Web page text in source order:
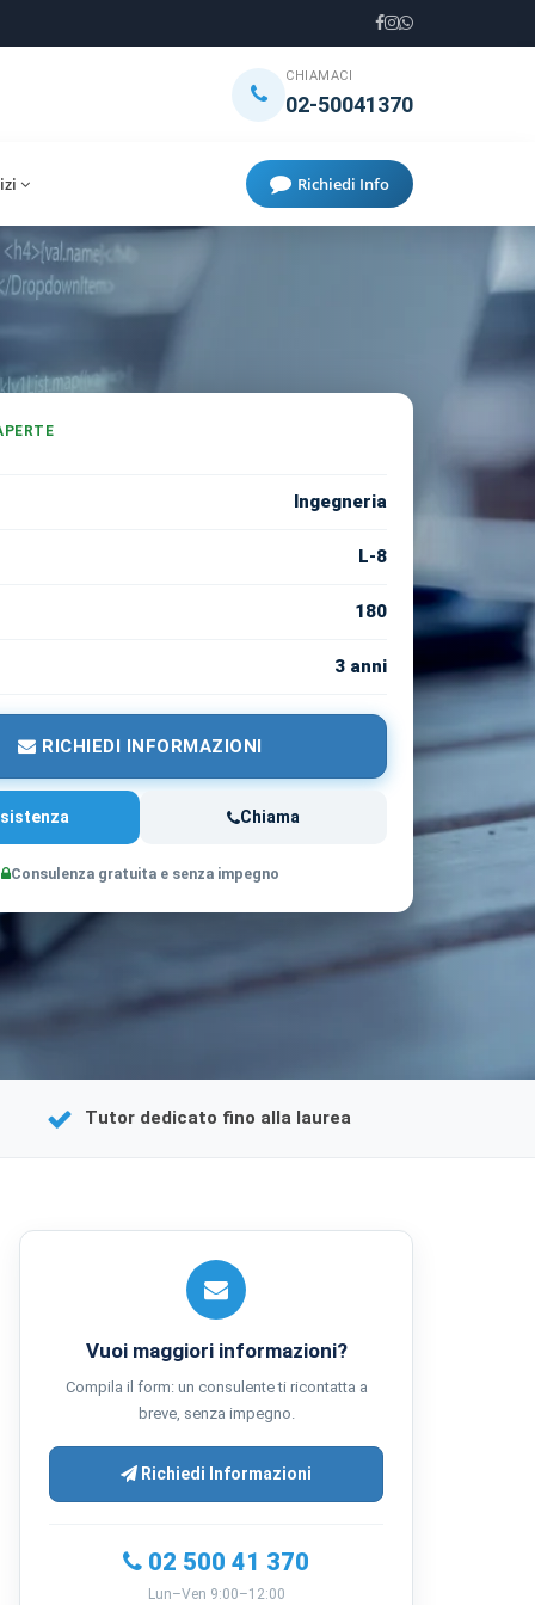
CHIAMACI
02-50041370
Richiedi Info
Ingegneria
L-8
180
3 anni
RICHIEDI INFORMAZIONI
Chiama
Consulenza gratuita e senza impegno
Tutor dedicato fino alla laurea
Vuoi maggiori informazioni?
Compila il form: un consulente ti ricontatta a
breve, senza impegno.
Richiedi Informazioni
02 500 41 370
Lun–Ven 9:00–12:00